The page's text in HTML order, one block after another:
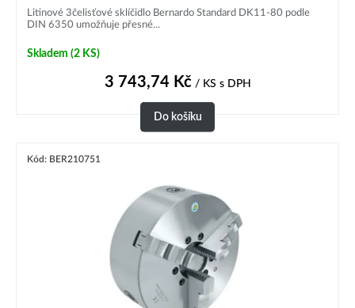
Litinové 3čelisťové sklíčidlo Bernardo Standard DK11-80 podle
DIN 6350 umožňuje přesné...
Skladem (2 KS)
3 743,74Kč/ KS s DPH
Do košíku
Kód: BER210751